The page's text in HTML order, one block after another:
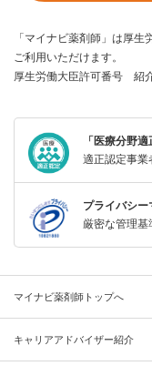
「マイナビ薬剤師」は厚
ご利用いただけます。
厚生労働大臣許可番号 紹
「医療分野
適正認定事業
プライバシ
厳密な管理基
マイナビ薬剤師トップへ
キャリアアドバイザー紹介